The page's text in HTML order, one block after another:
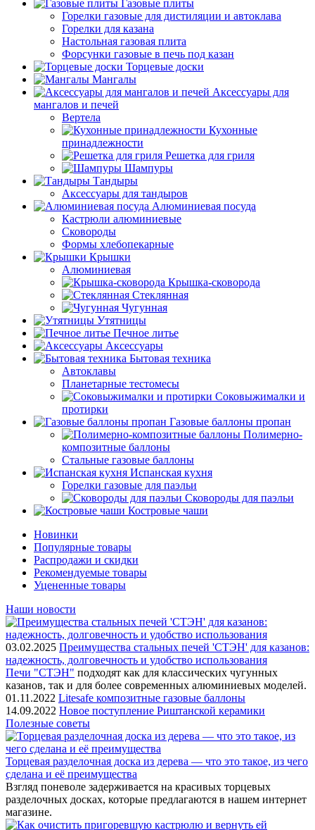
Газовые плиты
Горелки газовые для дистиляции и автоклава
Горелки для казана
Настольная газовая плита
Форсунки газовые в печь под казан
Торцевые доски
Мангалы
Аксессуары для
мангалов и печей
Вертела
Кухонные
принадлежности
Решетка для гриля
Шампуры
Тандыры
Аксессуары для тандыров
Алюминиевая посуда
Кастрюли алюминиевые
Сковороды
Формы хлебопекарные
Крышки
Алюминиевая
Крышка-сковорода
Стеклянная
Чугунная
Утятницы
Печное литье
Аксессуары
Бытовая техника
Автоклавы
Планетарные тестомесы
Соковыжималки и
протирки
Газовые баллоны пропан
Полимерно-
композитные баллоны
Стальные газовые баллоны
Испанская кухня
Горелки газовые для паэльи
Сковороды для паэльи
Костровые чаши
Новинки
Популярные товары
Распродажи и скидки
Рекомендуемые товары
Уцененные товары
Наши новости
03.02.2025 Преимущества стальных печей 'СТЭН' для казанов:
надежность, долговечность и удобство использования
Печи "СТЭН" подходят как для классических чугунных
казанов, так и для более современных алюминиевых моделей.
01.11.2022 Litesafe композитные газовые баллоны
14.09.2022 Новое поступление Риштанской керамики
Полезные советы
Торцевая разделочная доска из дерева — что это такое, из чего
сделана и её преимущества
Взгляд поневоле задерживается на красивых торцевых
разделочных досках, которые предлагаются в нашем интернет
магазине.